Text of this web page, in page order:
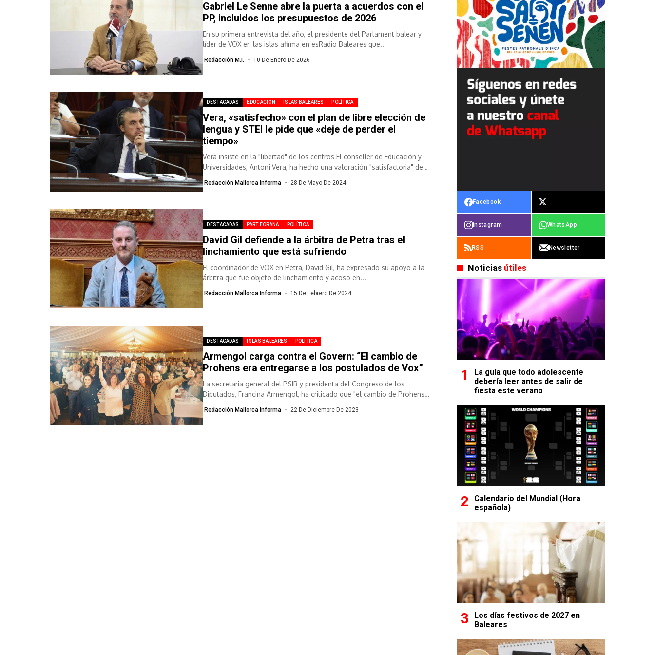
Gabriel Le Senne abre la puerta a acuerdos con el
PP, incluidos los presupuestos de 2026
En su primera entrevista del año, el presidente del Parlament balear y
líder de VOX en las islas afirma en esRadio Baleares que...
Redacción M.I. 10 De Enero De 2026
DESTACADAS EDUCACIÓN ISLAS BALEARES POLÍTICA
Vera, «satisfecho» con el plan de libre elección de
lengua y STEI le pide que «deje de perder el
tiempo»
Vera insiste en la "libertad" de los centros El conseller de Educación y
Universidades, Antoni Vera, ha hecho una valoración "satisfactoria" de
Redacción Mallorca Informa 28 De Mayo De 2024
DESTACADAS PART FORANA POLÍTICA
David Gil defiende a la árbitra de Petra tras el
linchamiento que está sufriendo
El coordinador de VOX en Petra, David Gil, ha expresado su apoyo a la
árbitra que fue objeto de linchamiento y acoso en...
Redacción Mallorca Informa 15 De Febrero De 2024
DESTACADAS ISLAS BALEARES POLÍTICA
Armengol carga contra el Govern: “El cambio de
Prohens era entregarse a los postulados de Vox”
La secretaria general del PSIB y presidenta del Congreso de los
Diputados, Francina Armengol, ha criticado que "el cambio de Prohens
Redacción Mallorca Informa 22 De Diciembre De 2023
Facebook
Instagram WhatsApp
RSS Newsletter
Noticias útiles
La guía que todo adolescente
debería leer antes de salir de
fiesta este verano
Calendario del Mundial (Hora
española)
Los días festivos de 2027 en
Baleares